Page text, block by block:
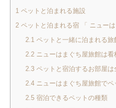
1 ペットと泊まれる施設
2 ペットと泊まれる宿 「 ニューは
2.1ペットと一緒に泊まれる旅
2.2ニューはまぐち屋旅館は看
2.3ペットと宿泊するお部屋は
2.4ニューはまぐち屋旅館でペ
2.5宿泊できるペットの種類